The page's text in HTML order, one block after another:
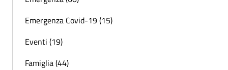
Emergenza Covid-19 (15)
Eventi (19)
Famiglia (44)